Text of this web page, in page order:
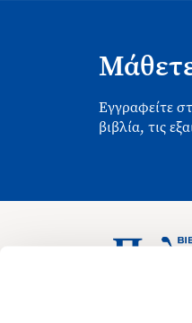
Εγγραφείτε
βιβλία, τις
Ασκληπιού 1-3,